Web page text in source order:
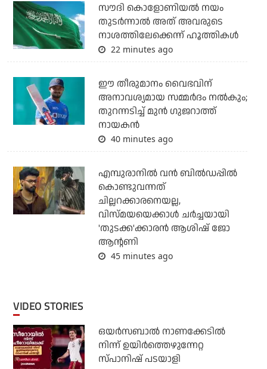
സൗദി കൊളോണിയല്‍ നയം
തുടര്‍ന്നാല്‍ അത് അവരുടെ
നാശത്തിലേക്കെന്ന് ഹൂത്തികള്‍
22 minutes ago
ഈ തീരുമാനം വൈഭവിന്
അനാവശ്യമായ സമ്മര്‍ദം നല്‍കും;
തുറന്നടിച്ച് മുന്‍ ഗുജറാത്ത്
നായകന്‍
40 minutes ago
എമ്പുരാനില്‍ വന്‍ ബില്‍ഡപ്പില്‍
കൊണ്ടുവന്നത്
ചില്ലറക്കാരനെയല്ല,
വിസ്മയയെക്കാള്‍ ചര്‍ച്ചയായി
'തുടക്ക'ക്കാരന്‍ ആശിഷ് ജോ
ആന്റണി
45 minutes ago
VIDEO STORIES
ഒയര്‍സബാൽ നാണക്കേടിൽ
നിന്ന് ഉയിർത്തെഴുന്നേറ്റ
സ്പാനിഷ് പടയാളി